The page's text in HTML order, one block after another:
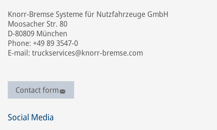
Knorr-Bremse Systeme für Nutzfahrzeuge GmbH
Moosacher Str. 80
D-80809 München
Phone: +49 89 3547-0
E-mail: truckservices@knorr-bremse.com
Contact form
Social Media